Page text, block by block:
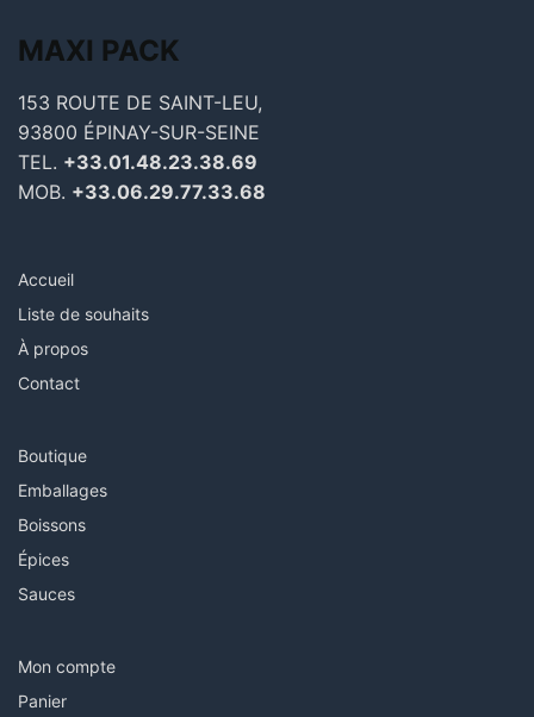
MAXI PACK
153 ROUTE DE SAINT-LEU,
93800 ÉPINAY-SUR-SEINE
TEL. +33.01.48.23.38.69
MOB. +33.06.29.77.33.68
Accueil
Liste de souhaits
À propos
Contact
Boutique
Emballages
Boissons
Épices
Sauces
Mon compte
Panier